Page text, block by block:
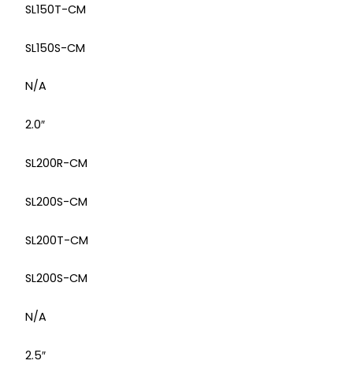
SL150T-CM
SL150S-CM
N/A
2.0″
SL200R-CM
SL200S-CM
SL200T-CM
SL200S-CM
N/A
2.5″